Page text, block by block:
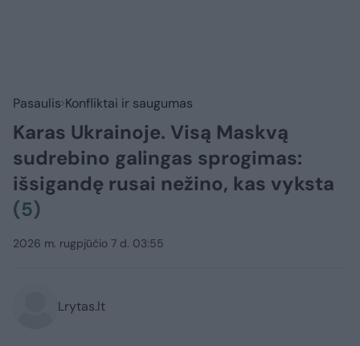
Pasaulis Konfliktai ir saugumas
Karas Ukrainoje. Visą Maskvą
sudrebino galingas sprogimas:
išsigandę rusai nežino, kas vyksta
(5)
2026 m. rugpjūčio 7 d. 03:55
Lrytas.lt